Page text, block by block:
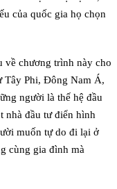
của quốc gia họ chọn
về chương trình này cho
Tây Phi, Đông Nam Á,
người là thế hệ đầu
nhà đầu tư điển hình
muốn tự do đi lại ở
cùng gia đình mà